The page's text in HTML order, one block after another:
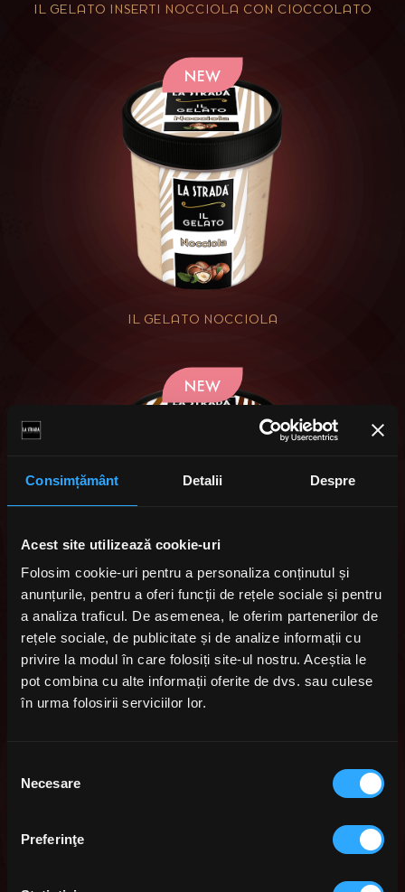
Consimțământ Detalii Despre
Acest site utilizează cookie-uri
Folosim cookie-uri pentru a personaliza conținutul și
anunțurile, pentru a oferi funcții de rețele sociale și pentru
a analiza traficul. De asemenea, le oferim partenerilor de
rețele sociale, de publicitate și de analize informații cu
privire la modul în care folosiți site-ul nostru. Aceștia le
pot combina cu alte informații oferite de dvs. sau culese
în urma folosirii serviciilor lor.
consimțământului
Necesare
Preferinţe
IL GELATO INSERTI NOCCIOLA CON CIOCCOLATO
NEW
IL GELATO NOCCIOLA
NEW
IL GELATO CIOCCOLATO
NEW